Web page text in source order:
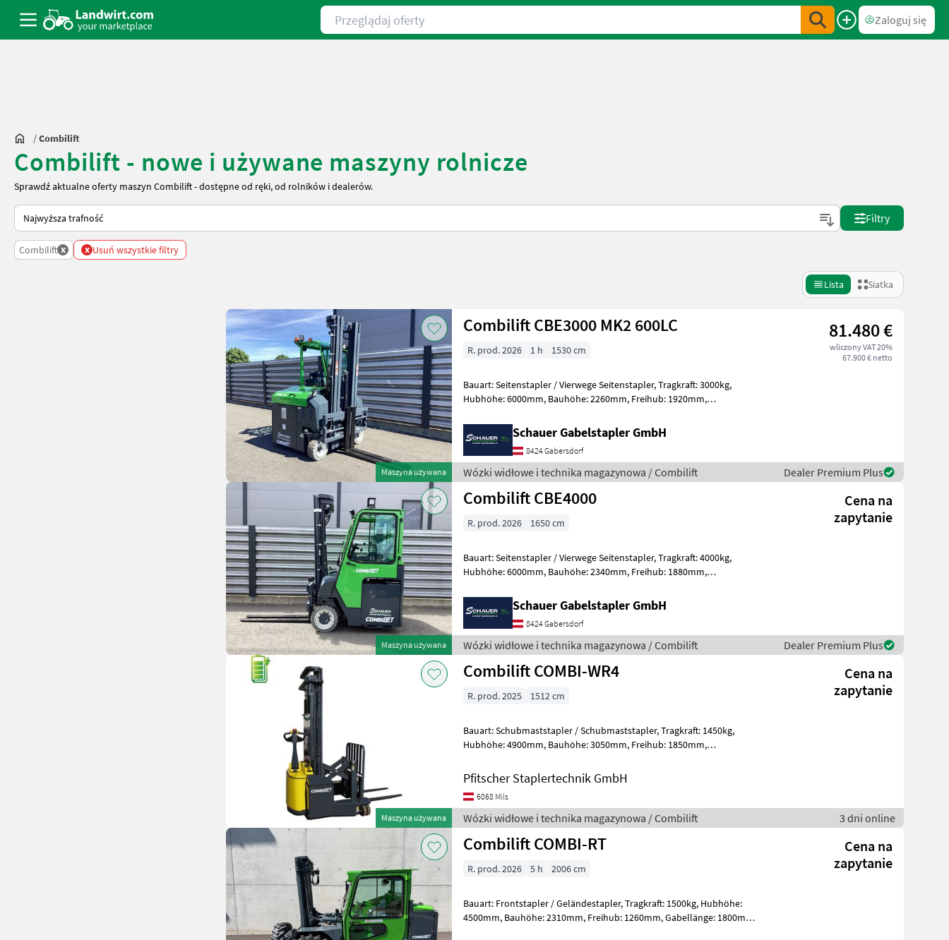
Przeglądaj oferty
Zaloguj się
/Combilift
Combilift - nowe i używane maszyny rolnicze
Sprawdź aktualne oferty maszyn Combilift - dostępne od ręki, od rolników i dealerów.
Tak sortuje się na Landwirt.com
Filtry
Combilift x x Usuń wszystkie filtry
Lista Siatka
Maszyna używana
Combilift CBE3000 MK2 600LC 81.480 €
wliczony VAT 20%
67.900 € netto
R. prod. 2026 1 h 1530 cm
Bauart: Seitenstapler / Vierwege Seitenstapler, Tragkraft: 3000kg,
Hubhöhe: 6000mm, Bauhöhe: 2260mm, Freihub: 1920mm,
Schauer Gabelstapler GmbH
8424 Gabersdorf
Wózki widłowe i technika magazynowa / Combilift Dealer Premium Plus
Maszyna używana
Combilift CBE4000
Cena na
zapytanie
R. prod. 2026 1650 cm
Bauart: Seitenstapler / Vierwege Seitenstapler, Tragkraft: 4000kg,
Hubhöhe: 6000mm, Bauhöhe: 2340mm, Freihub: 1880mm,
Schauer Gabelstapler GmbH
8424 Gabersdorf
Wózki widłowe i technika magazynowa / Combilift Dealer Premium Plus
Maszyna używana
Combilift COMBI-WR4
Cena na
zapytanie
R. prod. 2025 1512 cm
Bauart: Schubmaststapler / Schubmaststapler, Tragkraft: 1450kg,
Hubhöhe: 4900mm, Bauhöhe: 3050mm, Freihub: 1850mm,
Pfitscher Staplertechnik GmbH
6068 Mils
Wózki widłowe i technika magazynowa / Combilift 3 dni online
Combilift COMBI-RT
Cena na
zapytanie
R. prod. 2026 5 h 2006 cm
Bauart: Frontstapler / Geländestapler, Tragkraft: 1500kg, Hubhöhe:
4500mm, Bauhöhe: 2310mm, Freihub: 1260mm, Gabellänge: 1800mm,